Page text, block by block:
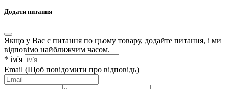
Додати питання
Якщо у Вас є питання по цьому товару, додайте питання, і ми
відповімо найближчим часом.
* ім'я
Email (Щоб повідомити про відповідь)